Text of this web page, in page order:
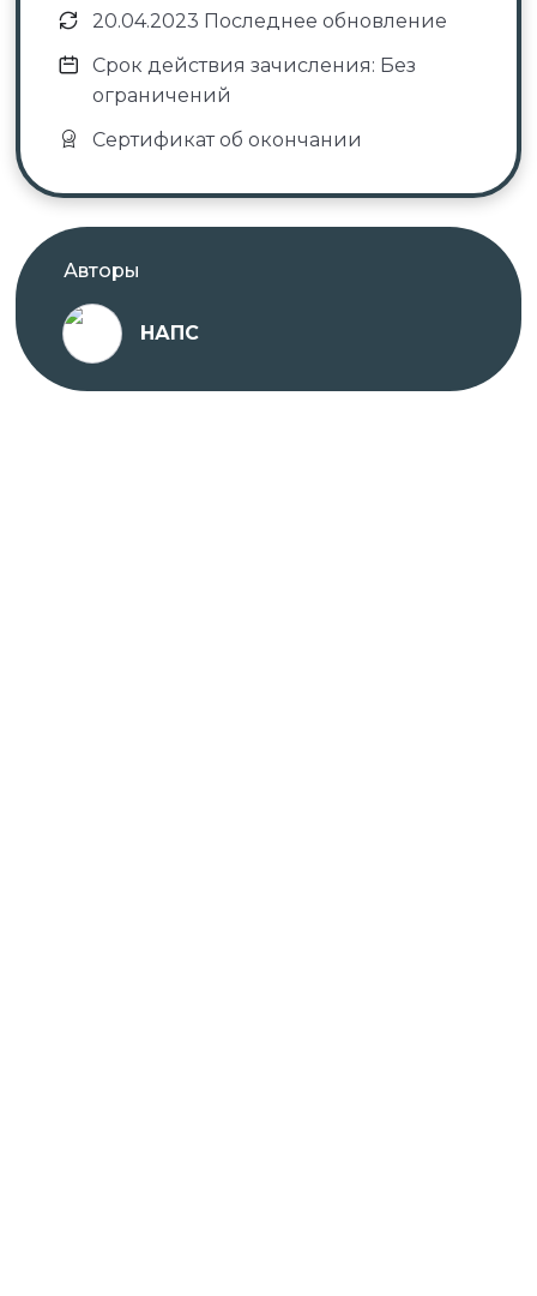
20.04.2023 Последнее обновление
Срок действия зачисления: Без
ограничений
Сертификат об окончании
Авторы
НАПС